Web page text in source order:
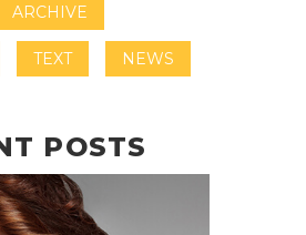
ARCHIVE
TEXT NEWS
POSTS